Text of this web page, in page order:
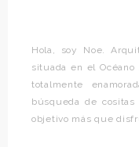
Hola, soy Noe.
situada en el
totalmente
búsqueda de
objetivo más que